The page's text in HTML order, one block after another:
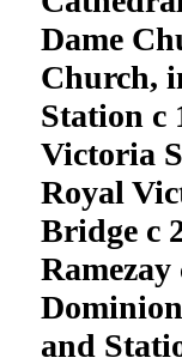
Dame
Church,
Station c
Victoria
Royal
Bridge c
Ramezay
and